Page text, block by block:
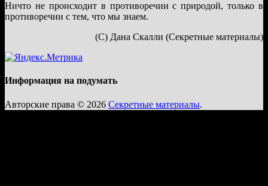
Ничто не происходит в противоречии с природой, только в
противоречии с тем, что мы знаем.
(С) Дана Скалли (Секретные материалы)
Информация на подумать
Авторские права © 2026 Секретные материалы.